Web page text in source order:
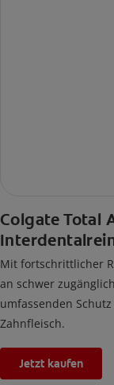
Colgate Total
Mit fortschrittlicher
an schwer
umfassenden
Zahnfleisch.
Jetzt kaufen